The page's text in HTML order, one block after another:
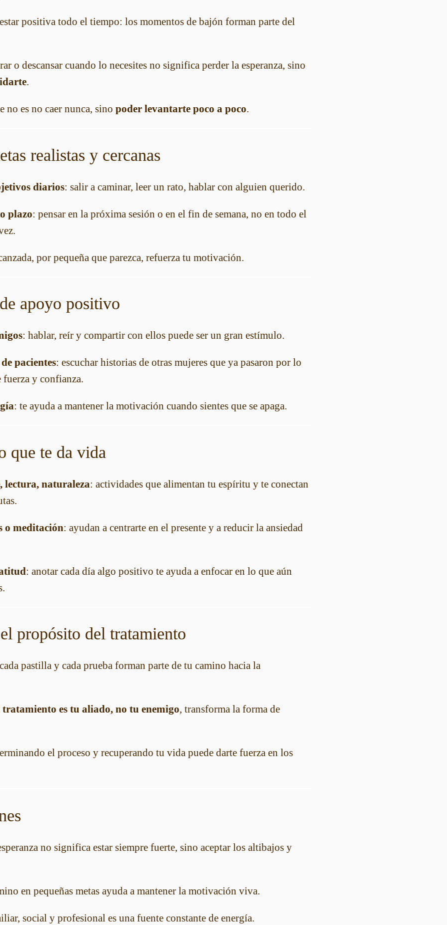
positiva todo el tiempo: los momentos de bajón forman parte del
o descansar cuando lo necesites no significa perder la esperanza, sino
.
no es no caer nunca, sino poder levantarte poco a poco.
realistas y cercanas
diarios: salir a caminar, leer un rato, hablar con alguien querido.
plazo: pensar en la próxima sesión o en el fin de semana, no en todo el
por pequeña que parezca, refuerza tu motivación.
apoyo positivo
: hablar, reír y compartir con ellos puede ser un gran estímulo.
pacientes: escuchar historias de otras mujeres que ya pasaron por lo
y confianza.
: te ayuda a mantener la motivación cuando sientes que se apaga.
que te da vida
lectura, naturaleza: actividades que alimentan tu espíritu y te conectan
o meditación: ayudan a centrarte en el presente y a reducir la ansiedad
: anotar cada día algo positivo te ayuda a enfocar en lo que aún
propósito del tratamiento
pastilla y cada prueba forman parte de tu camino hacia la
tratamiento es tu aliado, no tu enemigo, transforma la forma de
el proceso y recuperando tu vida puede darte fuerza en los
no significa estar siempre fuerte, sino aceptar los altibajos y
en pequeñas metas ayuda a mantener la motivación viva.
social y profesional es una fuente constante de energía.